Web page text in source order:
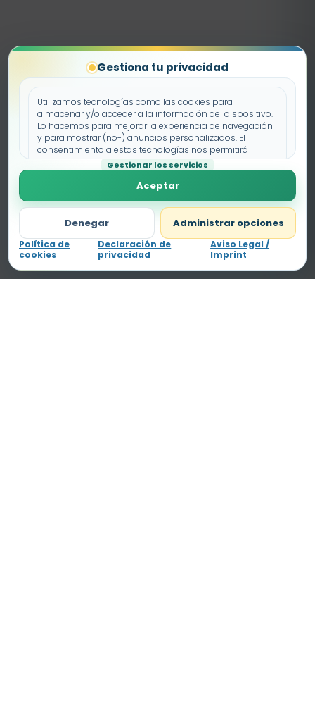
Gestiona tu privacidad
Utilizamos tecnologías como las cookies para
almacenar y/o acceder a la información del dispositivo.
Lo hacemos para mejorar la experiencia de navegación
y para mostrar (no-) anuncios personalizados. El
consentimiento a estas tecnologías nos permitirá
procesar datos como el comportamiento de
navegación o los ID's únicos en este sitio. No consentir o
retirar el consentimiento, puede afectar negativamente a
Gestionar los servicios
Aceptar
Denegar Administrar opciones
Política de
cookies
Declaración de
privacidad
Aviso Legal /
Imprint